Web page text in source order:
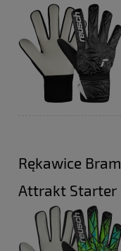
Rękawice
Attrakt Starter